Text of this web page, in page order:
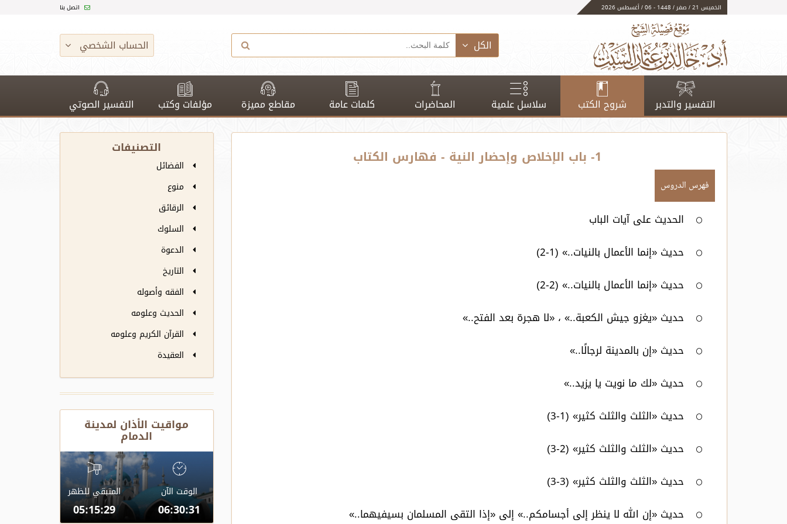
الخميس 21 / صفر / 1448 - 06 / أغسطس 2026 اتصل بنا
الكل الحساب الشخصي
التفسير والتدبر شروح الكتب سلاسل علمية المحاضرات كلمات عامة مقاطع مميزة مؤلفات وكتب التفسير الصوتي
فهرس الدروس
الحديث على آيات الباب
حديث «إنما الأعمال بالنيات..» (1-2)
حديث «إنما الأعمال بالنيات..» (2-2)
حديث «يغزو جيش الكعبة..» ، «لا هجرة بعد الفتح..»
حديث «إن بالمدينة لرجالًا..»
حديث «لك ما نويت يا يزيد..»
حديث «الثلث والثلث كثير» (1-3)
حديث «الثلث والثلث كثير» (2-3)
حديث «الثلث والثلث كثير» (3-3)
حديث «إن الله لا ينظر إلى أجسامكم..» إلى «إذا التقى المسلمان بسيفيهما..»
التصنيفات
الفضائل
منوع
الرقائق
السلوك
الدعوة
التاريخ
الفقه وأصوله
الحديث وعلومه
القرآن الكريم وعلومه
العقيدة
مواقيت الأذان لمدينة
الدمام
الوقت الآن
06:30:32
المتبقي للظهر
05:15:28